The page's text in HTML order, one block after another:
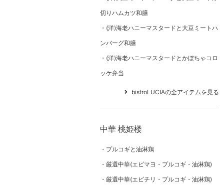
切りハムカツ和膳
(洋)海老ハニーマスタードと大豆ミートハ
ンバーグ和膳
(洋)海老ハニーマスタードとかぼちゃコロ
ッケ弁当
bistroLUCIAの全アイテムを見る
中華 桃姫楼
プルコギと油淋鶏
厳選中華(エビマヨ・プルコギ・油淋鶏)
厳選中華(エビチリ・プルコギ・油淋鶏)